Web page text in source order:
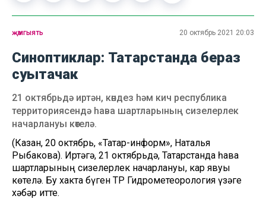
җәмгыять 20 октябрь 2021 20:03
Синоптиклар: Татарстанда бераз
суытачак
21 октябрьдә иртән, көндез һәм кич республика
территориясендә һава шартларының сизелерлек
начарлануы көтелә.
(Казан, 20 октябрь, «Татар-информ», Наталья
Рыбакова). Иртәгә, 21 октябрьдә, Татарстанда һава
шартларының сизелерлек начарлануы, кар явуы
көтелә. Бу хакта бүген ТР Гидрометеорология үзәге
хәбәр итте.